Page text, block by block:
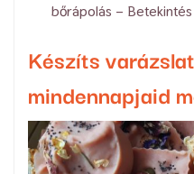
bőrápolás – Betekintés
Készíts
mindennapjaid